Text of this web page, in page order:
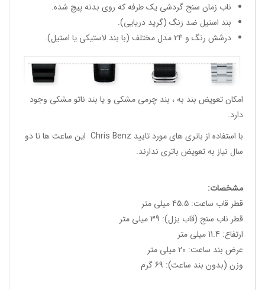
ناب زمان سنج گردشی یک طرفه که روی بدنه پیچ شده.
بند استیل ضد زنگ (گرید دریایی).
درشش رنگ و 24 مدل مختلف (با بند لاستیکی یا استیل).
امکان تعویض بند به ، بند چرمی مشکی و یا بند ناتو مشکی وجود
دارد.
با استفاده از باتری های مورد تایید Chris Benz این ساعت ها تا دو
سال نیاز به تعویض باتری ندارند.
مشخصات:
قطر قاب ساعت: 45.5 میلی متر
قطر ناب سنج (قاب بزل): 39 میلی متر
ارتفاع: 11.4 میلی متر
عرض بند ساعت: 20 میلی متر
وزن (بدون بند ساعت): 69 گرم